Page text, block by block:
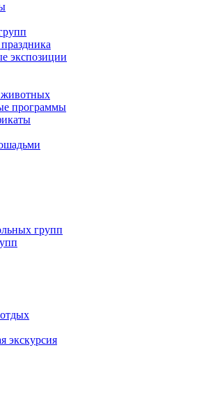
экспозиции
программы
групп
экскурсия